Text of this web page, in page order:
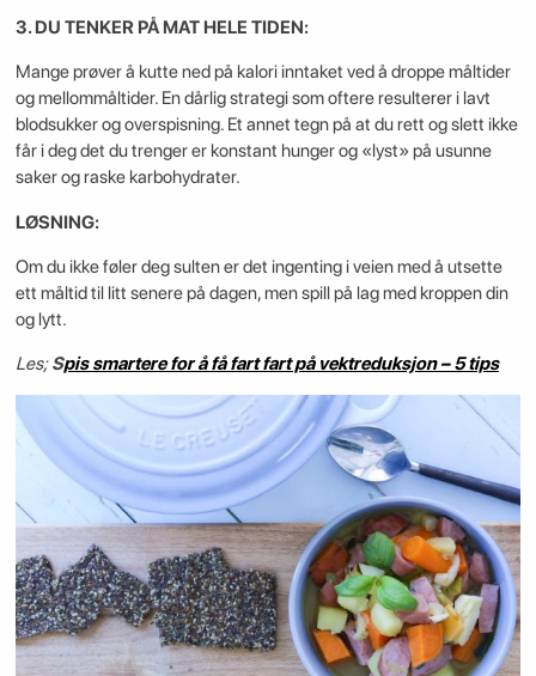
3. DU TENKER PÅ MAT HELE TIDEN:
Mange prøver å kutte ned på kalori inntaket ved å droppe måltider
og mellommåltider. En dårlig strategi som oftere resulterer i lavt
blodsukker og overspisning. Et annet tegn på at du rett og slett ikke
får i deg det du trenger er konstant hunger og «lyst» på usunne
saker og raske karbohydrater.
LØSNING:
Om du ikke føler deg sulten er det ingenting i veien med å utsette
ett måltid til litt senere på dagen, men spill på lag med kroppen din
og lytt.
Les;Spis smartere for å få fart fart på vektreduksjon – 5 tips